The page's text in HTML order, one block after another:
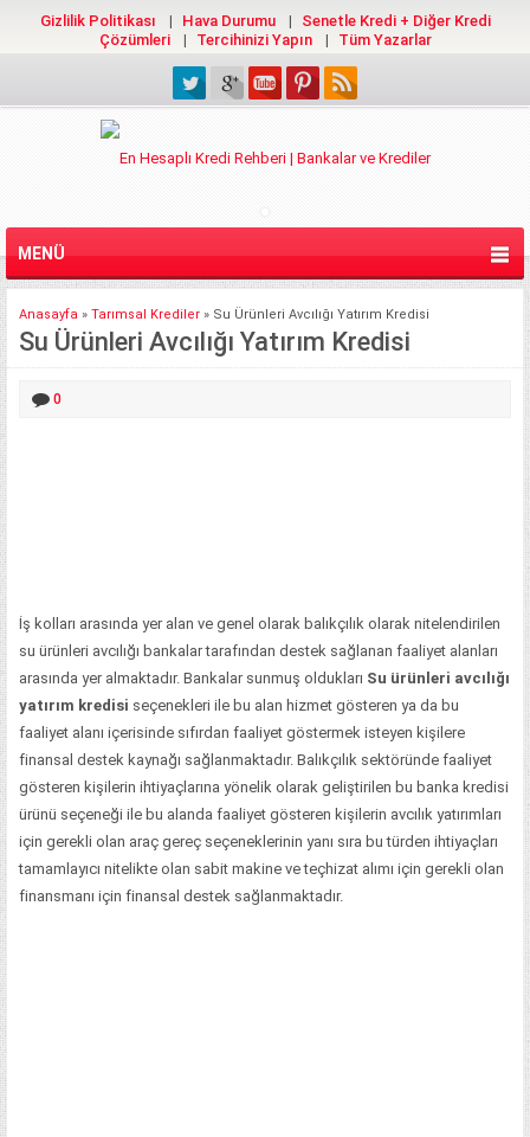
Gizlilik Politikası Hava Durumu
Senetle Kredi + Diğer Kredi
Çözümleri
Tercihinizi Yapın Tüm Yazarlar
MENÜ
Anasayfa » Tarımsal Krediler » Su Ürünleri Avcılığı Yatırım Kredisi
Su Ürünleri Avcılığı Yatırım Kredisi
0
İş kolları arasında yer alan ve genel olarak balıkçılık olarak nitelendirilen
su ürünleri avcılığı bankalar tarafından destek sağlanan faaliyet alanları
arasında yer almaktadır. Bankalar sunmuş oldukları Su ürünleri avcılığı
yatırım kredisi seçenekleri ile bu alan hizmet gösteren ya da bu
faaliyet alanı içerisinde sıfırdan faaliyet göstermek isteyen kişilere
finansal destek kaynağı sağlanmaktadır. Balıkçılık sektöründe faaliyet
gösteren kişilerin ihtiyaçlarına yönelik olarak geliştirilen bu banka kredisi
ürünü seçeneği ile bu alanda faaliyet gösteren kişilerin avcılık yatırımları
için gerekli olan araç gereç seçeneklerinin yanı sıra bu türden ihtiyaçları
tamamlayıcı nitelikte olan sabit makine ve teçhizat alımı için gerekli olan
finansmanı için finansal destek sağlanmaktadır.